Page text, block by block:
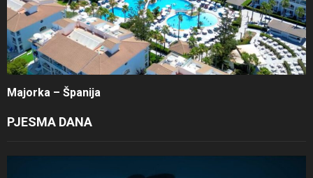
Majorka – Španija
PJESMA DANA